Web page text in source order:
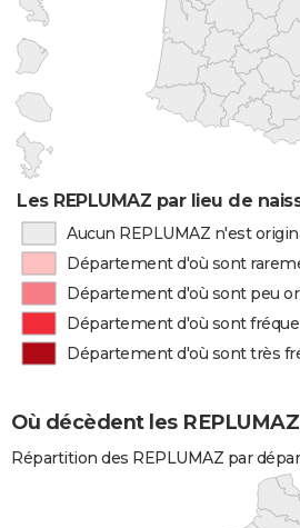
Les REPLUMAZ par lieu de
Aucun REPLUMAZ n'est
Département d'où sont
Département d'où sont peu
Département d'où sont
Département d'où sont très
Où décèdent les
Répartition des REPLUMAZ par